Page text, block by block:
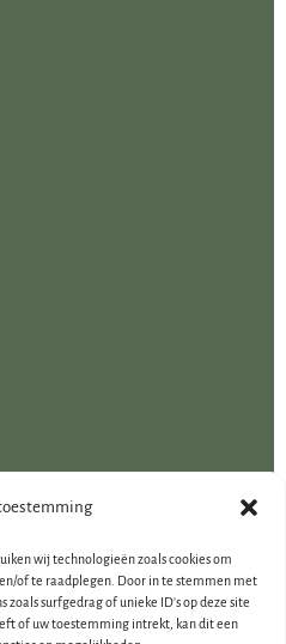
wij technologieën zoals cookies om
of te raadplegen. Door in te stemmen met
surfgedrag of unieke ID's op deze site
of uw toestemming intrekt, kan dit een